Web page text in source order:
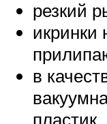
резкий
икринки
в
пластик.